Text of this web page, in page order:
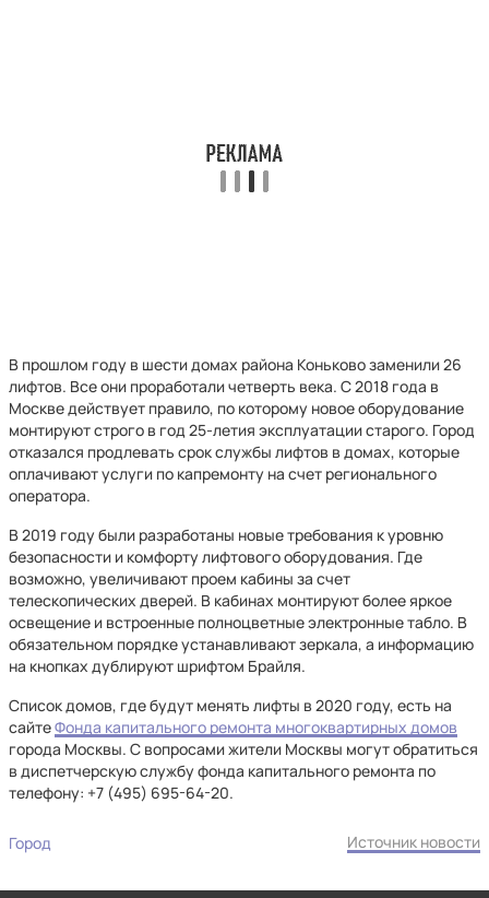
В прошлом году в шести домах района Коньково заменили 26
лифтов. Все они проработали четверть века. С 2018 года в
Москве действует правило, по которому новое оборудование
монтируют строго в год 25-летия эксплуатации старого. Город
отказался продлевать срок службы лифтов в домах, которые
оплачивают услуги по капремонту на счет регионального
оператора.
В 2019 году были разработаны новые требования к уровню
безопасности и комфорту лифтового оборудования. Где
возможно, увеличивают проем кабины за счет
телескопических дверей. В кабинах монтируют более яркое
освещение и встроенные полноцветные электронные табло. В
обязательном порядке устанавливают зеркала, а информацию
на кнопках дублируют шрифтом Брайля.
Список домов, где будут менять лифты в 2020 году, есть на
сайтеФонда капитального ремонта многоквартирных домов
города Москвы. С вопросами жители Москвы могут обратиться
в диспетчерскую службу фонда капитального ремонта по
телефону: +7 (495) 695-64-20.
Город Источник новости